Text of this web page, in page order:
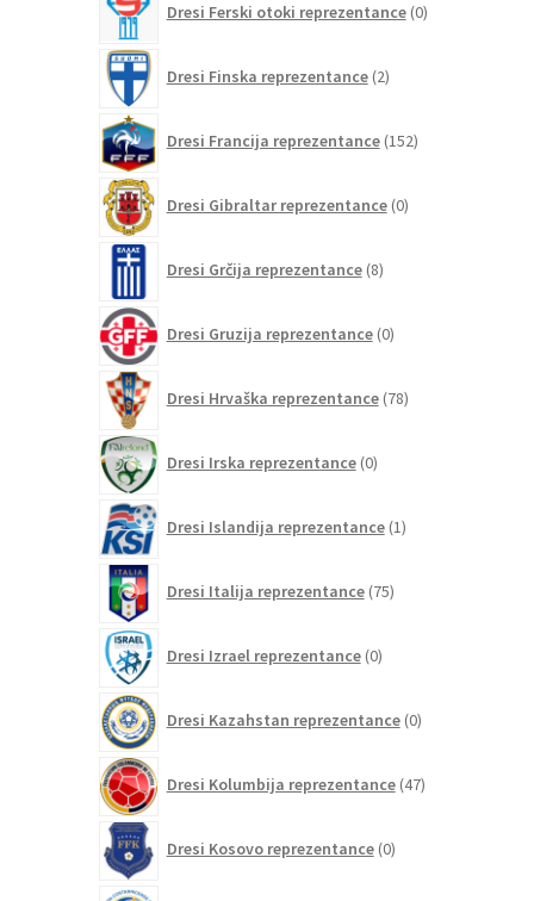
Dresi Ferski otoki reprezentance 0izdelkov
Dresi Finska reprezentance 2izdelka
Dresi Francija reprezentance 152izdelkov
Dresi Gibraltar reprezentance 0izdelkov
Dresi Grčija reprezentance 8izdelkov
Dresi Gruzija reprezentance 0izdelkov
Dresi Hrvaška reprezentance 78izdelkov
Dresi Irska reprezentance 0izdelkov
Dresi Islandija reprezentance 1izdelek
Dresi Italija reprezentance 75izdelkov
Dresi Izrael reprezentance 0izdelkov
Dresi Kazahstan reprezentance 0izdelkov
Dresi Kolumbija reprezentance 47izdelkov
Dresi Kosovo reprezentance 0izdelkov